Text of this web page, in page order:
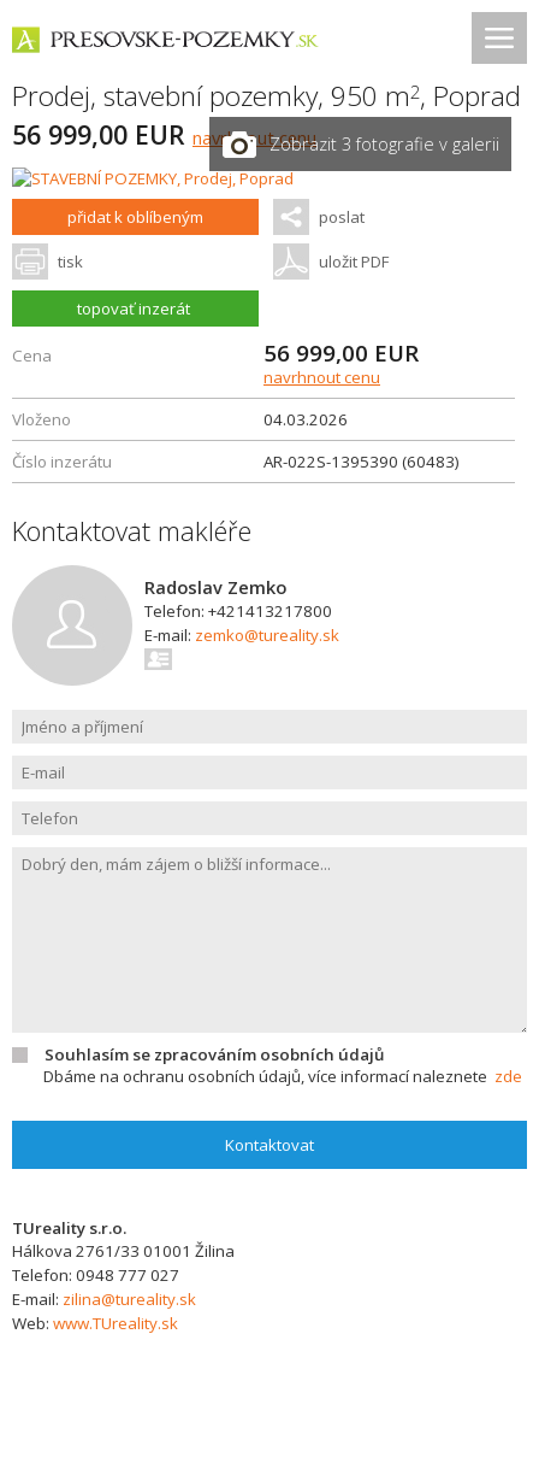
Prodej, stavební pozemky, 950 m2, Poprad
56 999,00 EUR navrhnout cenuZobrazit 3 fotografie v galerii
přidat k oblíbeným poslat
tisk uložit PDF
topovať inzerát
Cena 56 999,00 EUR
navrhnout cenu
Vloženo
04.03.2026
Číslo inzerátu
AR-022S-1395390 (60483)
Kontaktovat makléře
Radoslav Zemko
Telefon: +421413217800
E-mail: zemko@tureality.sk
Souhlasím se zpracováním osobních údajů
Dbáme na ochranu osobních údajů, více informací naleznete zde
Kontaktovat
TUreality s.r.o.
Hálkova 2761/33 01001 Žilina
Telefon: 0948 777 027
E-mail: zilina@tureality.sk
Web: www.TUreality.sk